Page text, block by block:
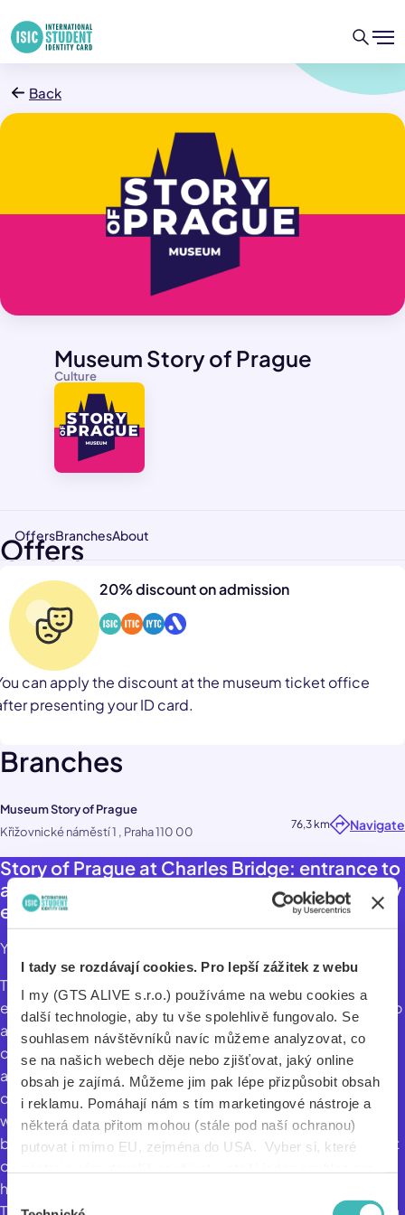
I tady se rozdávají cookies. Pro lepší zážitek z webu
I my (GTS ALIVE s.r.o.) používáme na webu cookies a
další technologie, aby tu vše spolehlivě fungovalo. Se
souhlasem návštěvníků navíc můžeme analyzovat, co
se na našich webech děje nebo zjišťovat, jaký online
obsah je zajímá. Můžeme jim pak lépe přizpůsobit obsah
i reklamu. Pomáhají nám s tím marketingové nástroje a
některá data přitom mohou (stále pod naší ochranou)
putovat i mimo EU, zejména do USA. Vyber si, které
v sekci „Detaily“. Svoji volbu můžeš kdykoliv změnit v
Výběr
Back
Culture
Museum Story of Prague
OffersBranchesAbout
Offers
20% discount on admission
can apply the discount at the museum ticket office
presenting your ID card.
Branches
Museum Story of Prague
Křižovnické náměstí 1 , Praha 110 00
76,3 km Navigate
Story of Prague at Charles Bridge: entrance to
an interactive museum with augmented reality
elements
You know that...
The Story of Prague Interactive Museum is a perfect
example of the museum experience of the future. Step into
augmented reality and be transported into the action by
combining authentic stories with film installations and
audio-digital elements. Your mobile phone will help you to
do this, becoming your personal audiovisual guide for a
while. Just download the app, plug in your headphones or
borrow them for free at reception, scan the first tag and set
off on your journey to an exciting experience. Plus, you'll
have a virtual tour guide available in six world languages.
The installation covers 800 years of Prague's history, told in